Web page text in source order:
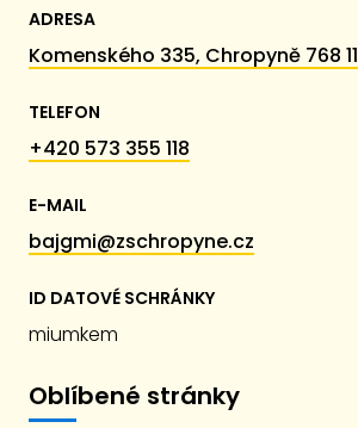
ADRESA
Komenského 335, Chropyně 768 11
TELEFON
+420 573 355 118
E-MAIL
bajgmi@zschropyne.cz
ID DATOVÉ SCHRÁNKY
miumkem
Oblíbené stránky